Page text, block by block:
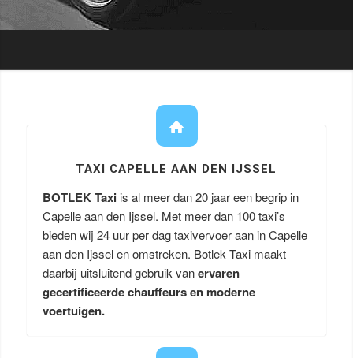
TAXI CAPELLE AAN DEN IJSSEL
BOTLEK Taxi is al meer dan 20 jaar een begrip in
Capelle aan den Ijssel. Met meer dan 100 taxi’s
bieden wij 24 uur per dag taxivervoer aan in Capelle
aan den Ijssel en omstreken. Botlek Taxi maakt
daarbij uitsluitend gebruik vanervaren
gecertificeerde chauffeurs en moderne
voertuigen.